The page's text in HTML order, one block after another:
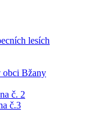
lesích
obci Bžany
č. 2
č.3